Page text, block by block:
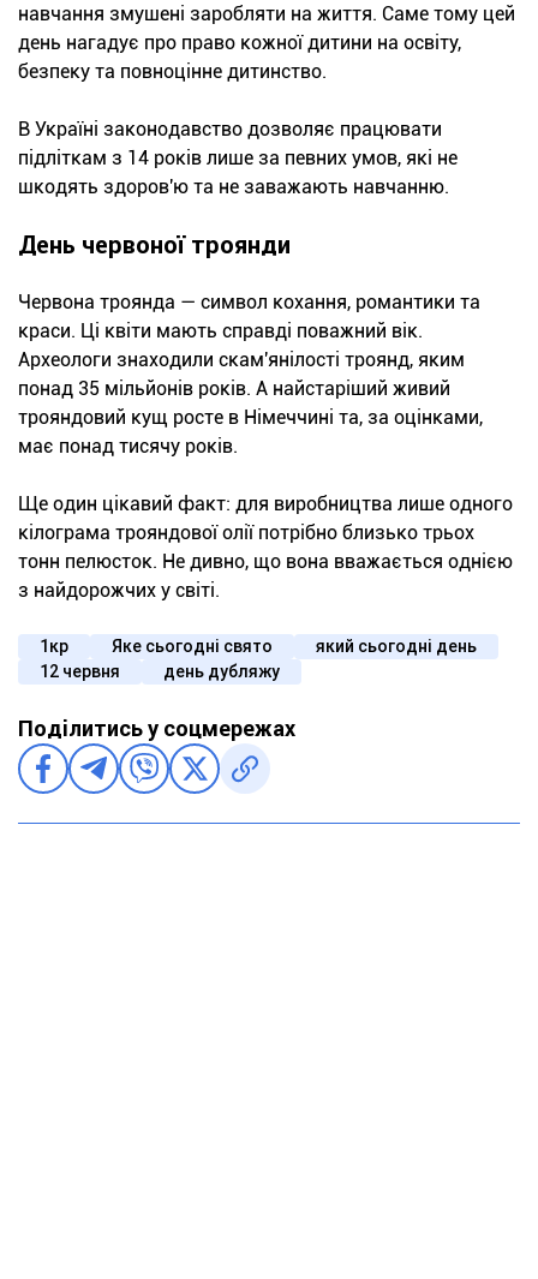
навчання змушені заробляти на життя. Саме тому цей
день нагадує про право кожної дитини на освіту,
безпеку та повноцінне дитинство.
В Україні законодавство дозволяє працювати
підліткам з 14 років лише за певних умов, які не
шкодять здоров'ю та не заважають навчанню.
День червоної троянди
Червона троянда — символ кохання, романтики та
краси. Ці квіти мають справді поважний вік.
Археологи знаходили скам'янілості троянд, яким
понад 35 мільйонів років. А найстаріший живий
трояндовий кущ росте в Німеччині та, за оцінками,
має понад тисячу років.
Ще один цікавий факт: для виробництва лише одного
кілограма трояндової олії потрібно близько трьох
тонн пелюсток. Не дивно, що вона вважається однією
з найдорожчих у світі.
1кр Яке сьогодні свято
який сьогодні день
12 червня
день дубляжу
Поділитись у соцмережах